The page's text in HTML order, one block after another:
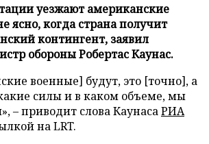
уезжают американские
ясно, когда страна получит
контингент, заявил
обороны Робертас Каунас.
военные] будут, это [точно], а
силы и в каком объеме, мы
– приводит слова КаунасаРИА
на LRT.